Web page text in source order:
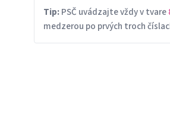
Tip:PSČ uvádzajte vždy v tvare
medzerou po prvých troch